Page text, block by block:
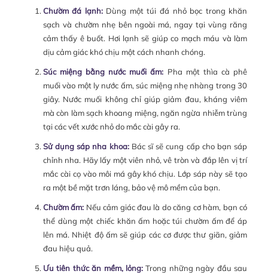
Chườm đá lạnh:Dùng một túi đá nhỏ bọc trong khăn
sạch và chườm nhẹ bên ngoài má, ngay tại vùng răng
cảm thấy ê buốt. Hơi lạnh sẽ giúp co mạch máu và làm
dịu cảm giác khó chịu một cách nhanh chóng.
Súc miệng bằng nước muối ấm: Pha một thìa cà phê
muối vào một ly nước ấm, súc miệng nhẹ nhàng trong 30
giây. Nước muối không chỉ giúp giảm đau, kháng viêm
mà còn làm sạch khoang miệng, ngăn ngừa nhiễm trùng
tại các vết xước nhỏ do mắc cài gây ra.
Sử dụng sáp nha khoa:Bác sĩ sẽ cung cấp cho bạn sáp
chỉnh nha. Hãy lấy một viên nhỏ, vê tròn và đắp lên vị trí
mắc cài cọ vào môi má gây khó chịu. Lớp sáp này sẽ tạo
ra một bề mặt trơn láng, bảo vệ mô mềm của bạn.
Chườm ấm: Nếu cảm giác đau là do căng cơ hàm, bạn có
thể dùng một chiếc khăn ấm hoặc túi chườm ấm để áp
lên má. Nhiệt độ ấm sẽ giúp các cơ được thư giãn, giảm
đau hiệu quả.
Ưu tiên thức ăn mềm, lỏng:Trong những ngày đầu sau